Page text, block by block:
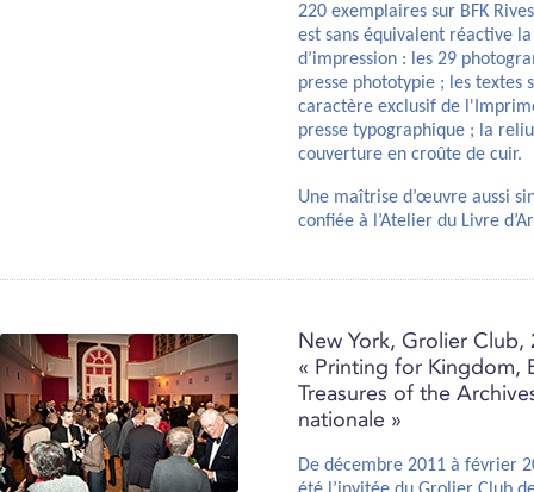
220 exemplaires sur BFK
est sans équivalent réactive
d’impression : les 29
presse phototypie ; les textes
caractère exclusif de
presse typographique ; la
couverture en croûte de cuir.
Une maîtrise d’œuvre aussi
confiée à l’Atelier du Livre
New York, Grolier Club,
« Printing for Kingdom,
Treasures of the
nationale »
De décembre 2011 à février